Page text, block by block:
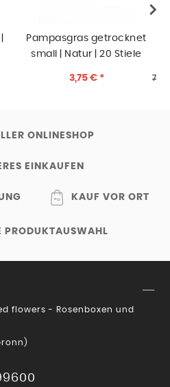
Pampasgras getrocknet
small | Natur | 20 Stiele
3,75 € *
ONLINESHOP
EINKAUFEN
KAUF VOR ORT
PRODUKTAUSWAHL
flowers - Rosenboxen und